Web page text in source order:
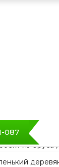
из бруса
087